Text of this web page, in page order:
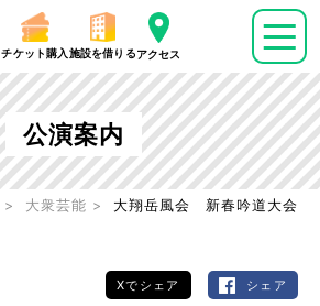
チケット購入 施設を借りるアクセス
公演案内
大衆芸能 大翔岳風会 新春吟道大会
Xでシェア シェア